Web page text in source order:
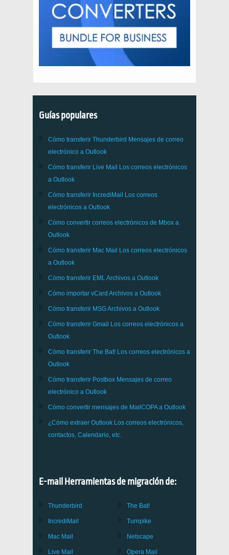
Guías populares
Cómo transferir Thunderbird Mensajes de correo
electrónico a Outlook
Cómo transferir Live Mail
Los correos electrónicos
a Outlook
Cómo transferir IncrediMail
Los correos
electrónicos a Outlook
Cómo convertir correos electrónicos de Mbox a
Outlook
Cómo transferir Mac Mail
Los correos electrónicos
a Outlook
Cómo transferir EMLArchivos a Outlook
Cómo importar vCard Archivos a Outlook
Cómo transferir MSGArchivos a Outlook
Cómo transferir Gmail
Los correos electrónicos a
Outlook
Cómo transferir The Bat! Los correos electrónicos a
Outlook
Cómo transferir Postbox Mensajes de correo
electrónico a Outlook
Cómo convertir mensajes de MailCOPAa Outlook
¿Cómo extraer Outlook Los correos electrónicos,
contactos, Calendario, etc.
E-mail Herramientas de migración de:
Thunderbird
IncrediMail
Mac Mail
Live Mail
The Bat!
Turnpike
Netscape
Opera Mail